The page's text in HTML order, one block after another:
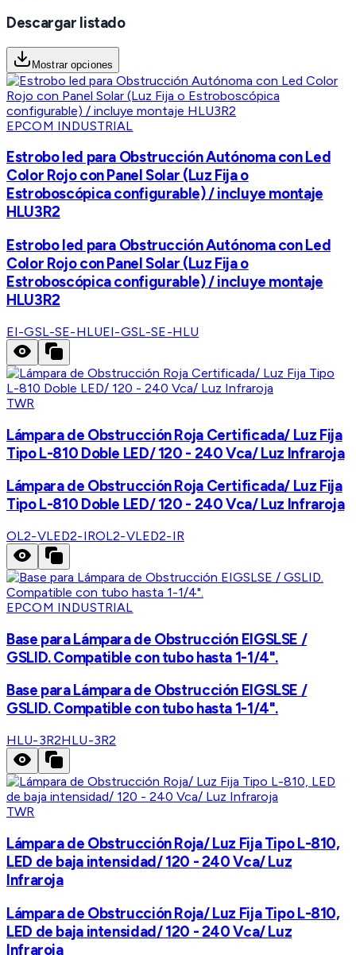
Descargar listado
Mostrar opciones
EPCOM INDUSTRIAL
Estrobo led para Obstrucción Autónoma con Led
Color Rojo con Panel Solar (Luz Fija o
Estroboscópica configurable) / incluye montaje
HLU3R2
Estrobo led para Obstrucción Autónoma con Led
Color Rojo con Panel Solar (Luz Fija o
Estroboscópica configurable) / incluye montaje
HLU3R2
EI-GSL-SE-HLUEI-GSL-SE-HLU
TWR
Lámpara de Obstrucción Roja Certificada/ Luz Fija
Tipo L-810 Doble LED/ 120 - 240 Vca/ Luz Infraroja
Lámpara de Obstrucción Roja Certificada/ Luz Fija
Tipo L-810 Doble LED/ 120 - 240 Vca/ Luz Infraroja
OL2-VLED2-IROL2-VLED2-IR
EPCOM INDUSTRIAL
Base para Lámpara de Obstrucción EIGSLSE /
GSLID. Compatible con tubo hasta 1-1/4".
Base para Lámpara de Obstrucción EIGSLSE /
GSLID. Compatible con tubo hasta 1-1/4".
HLU-3R2HLU-3R2
TWR
Lámpara de Obstrucción Roja/ Luz Fija Tipo L-810,
LED de baja intensidad/ 120 - 240 Vca/ Luz
Infraroja
Lámpara de Obstrucción Roja/ Luz Fija Tipo L-810,
LED de baja intensidad/ 120 - 240 Vca/ Luz
Infraroja